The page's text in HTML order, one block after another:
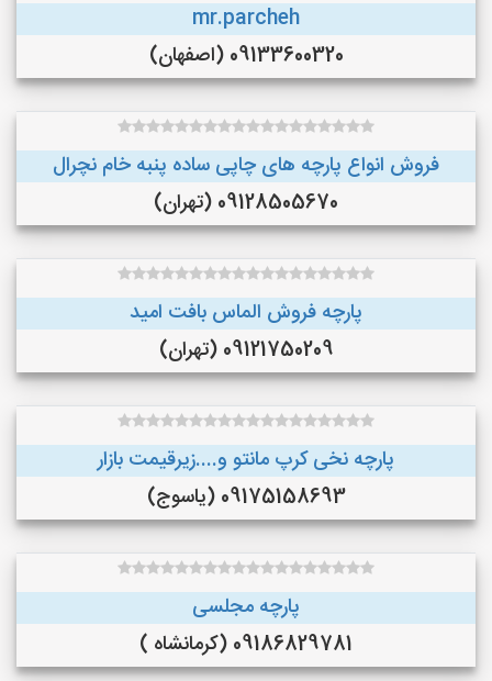
mr.parcheh
09133600320 (اصفهان)
فروش انواع پارچه های چاپی ساده پنبه خام نچرال
09128505670 (تهران)
پارچه فروش الماس بافت امید
09121750209 (تهران)
پارچه نخی کرپ مانتو و....زیرقیمت بازار
09175158693 (یاسوج)
پارچه مجلسی
09186829781 (کرمانشاه )